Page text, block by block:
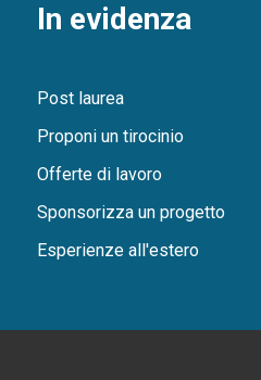
In evidenza
Post laurea
Proponi un tirocinio
Offerte di lavoro
Sponsorizza un progetto
Esperienze all'estero